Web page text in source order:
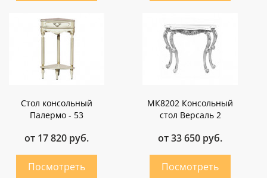
Стол консольный
Палермо - 53
от 17 820 руб.
МК8202 Консольный
стол Версаль 2
от 33 650 руб.